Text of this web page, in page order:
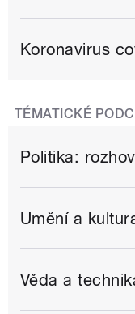
Koronavirus
TÉMATICKÉ
Politika:
Umění a
Věda a